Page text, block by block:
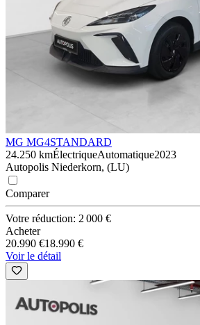
MG MG4STANDARD
24.250 kmÉlectriqueAutomatique2023
Autopolis Niederkorn, (LU)
Comparer
Votre réduction: 2 000 €
Acheter
20.990 €18.990 €
Voir le détail